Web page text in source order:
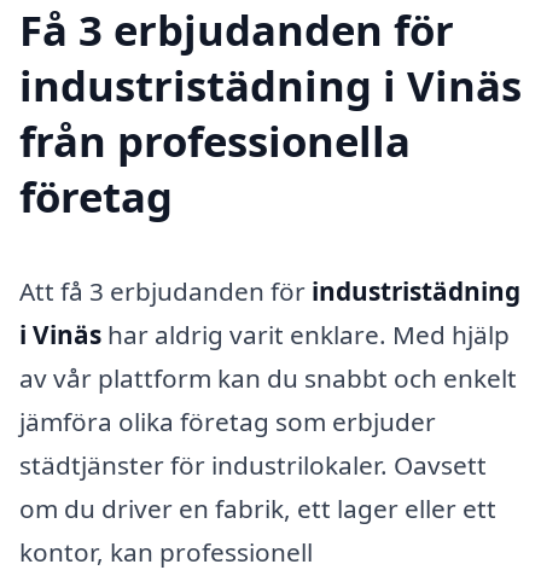
Få 3 erbjudanden för
industristädning i Vinäs
från professionella
företag
Att få 3 erbjudanden för industristädning
i Vinäs har aldrig varit enklare. Med hjälp
av vår plattform kan du snabbt och enkelt
jämföra olika företag som erbjuder
städtjänster för industrilokaler. Oavsett
om du driver en fabrik, ett lager eller ett
kontor, kan professionell